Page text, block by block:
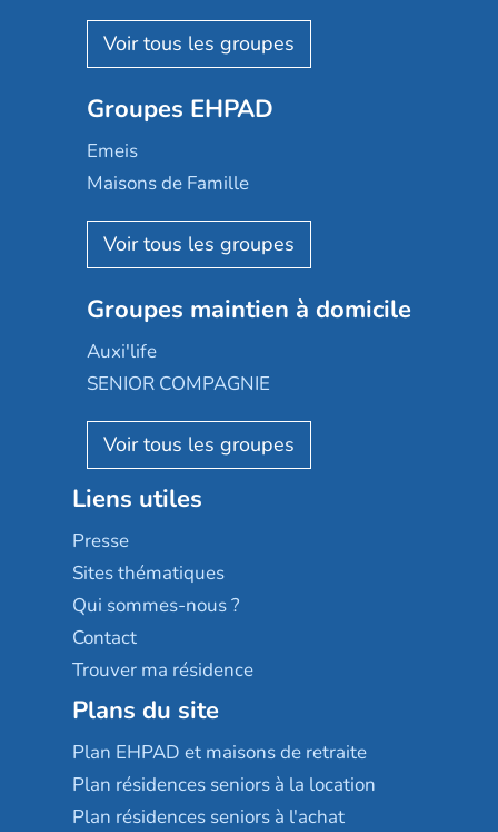
Nohée
Les Résidentiels
Mobicap
Domusvi
Happy Senior
Aquarelia
Nexity edenea
Les jardins d'Arcadie
Occitalia
Appartseniors
Reseda
Stella management
Les villages d'or
Sérénys
Résidences services Villa Médicis
Groupes EHPAD
Emeis
Maisons de Famille
Korian
Emera
Groupe SOS
Le Noble Âge
Almage
Résidalya
Groupe aplus
Groupes maintien à domicile
Auxi'life
SENIOR COMPAGNIE
AGE D'OR Services
Liens utiles
Presse
Sites thématiques
Qui sommes-nous ?
Contact
Trouver ma résidence
Plans du site
Plan EHPAD et maisons de retraite
Plan résidences seniors à la location
Plan résidences seniors à l'achat